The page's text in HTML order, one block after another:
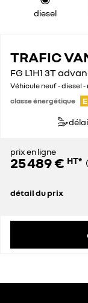
diesel
TRAFIC
FG L1H1 3T
Véhicule neuf - diesel
classe énergétique
E
prix en ligne
25 489 € HT*
détail du prix